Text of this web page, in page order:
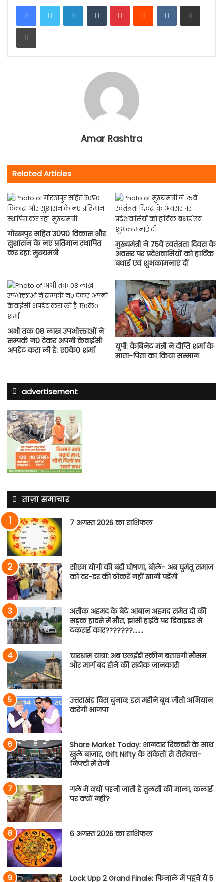
LinkedInTumblrPinterestReddit VKontakteShare via Email
Print
Amar Rashtra
Related Articles
गोरखपुर सहित उ0प्र0 विकास और
सुशासन के नए प्रतिमान स्थापित
कर रहा: मुख्यमंत्री
मुख्यमंत्री ने 75वें स्वतंत्रता दिवस के
अवसर पर प्रदेशवासियों को हार्दिक
बधाई एवं शुभकामनाएं दीं
अभी तक 08 लाख उपभोक्ताओं ने
सम्पर्क नं0 देकर अपनी केवाईसी
अपडेट करा ली है: ए0के0 शर्मा
यूपी: कैबिनेट मंत्री ने दीप्ति शर्मा के
माता-पिता का किया सम्मान
advertisement
ताज़ा समाचार
7 अगस्त 2026 का राशिफल
सीएम योगी की बड़ी घोषणा, बोले- अब घुमंतू समाज
को दर-दर की ठोकरें नहीं खानी पड़ेंगी
अतीक अहमद के बेटे आबान अहमद समेत दो की
सड़क हादसे में मौत, झांसी हाईवे पर डिवाइडर से
टकराई कार???????…….
चारधाम यात्रा: अब एलईडी स्क्रीन बताएगी मौसम
और मार्ग बंद होने की सटीक जानकारी
उत्तराखंड विस चुनाव: इस महीने बूथ जीतो अभियान
करेगी भाजपा
Share Market Today: शानदार रिकवरी के साथ
खुले बाजार, Gift Nifty के संकेतों से सेंसेक्स-
निफ्टी में तेजी
गले में क्यों पहनी जाती है तुलसी की माला, कलाई
पर क्यों नहीं?
6 अगस्त 2026 का राशिफल
Lock Upp 2 Grand Finale: फिनाले में पहुंचे ये 5